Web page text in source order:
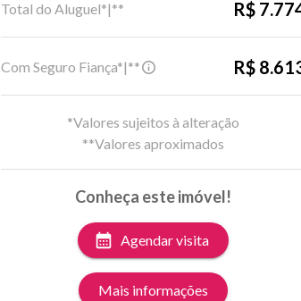
Total do Aluguel*|**
R$
Com Seguro Fiança*|** R$
*Valores sujeitos à alteração
**Valores aproximados
Conheça este imóvel!
Agendar visita
Mais informações